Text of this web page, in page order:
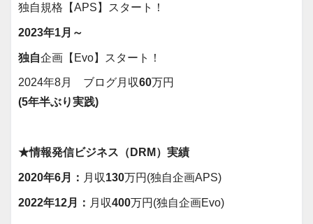
独自規格【APS】スタート！
2023年1月～
独自企画【Evo】スタート！
2024年8月 ブログ月収60万円
(5年半ぶり実践)
★情報発信ビジネス（DRM）実績
2020年6月： 月収130万円(独自企画APS)
2022年12月： 月収400万円(独自企画Evo)